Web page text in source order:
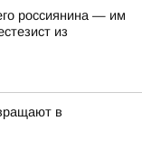
россиянина — им
из
в